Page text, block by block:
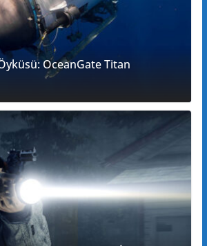
OceanGate Titan